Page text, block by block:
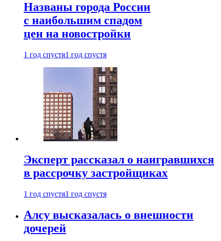
Названы города России
с наибольшим спадом
цен на новостройки
1 год спустя1 год спустя
Эксперт рассказал о наигравшихся
в рассрочку застройщиках
1 год спустя1 год спустя
Алсу высказалась о внешности
дочерей